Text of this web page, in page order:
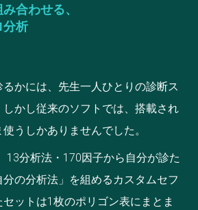
合わせる、
分析
かには、先生一人ひとりの診断ス
かし従来のソフトでは、搭載され
うしかありませんでした。
13分析法・170因子から自分が診た
の分析法」を組めるカスタムセフ
ットは1枚のポリゴン表にまとま